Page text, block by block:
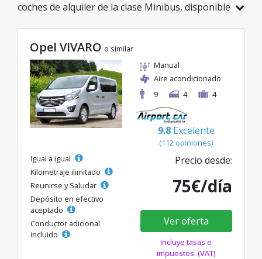
coches de alquiler de la clase Minibus, disponible
modelo ideal de la categoría seleccionada, con
tarifas excelentes desde solo 75€/día.
Opel VIVARO o similar
Manual
Aire acondicionado
9
4 4
9.8 Excelente
(112 opiniones)
Igual a igual
Kilometraje ilimitado
Reunirse y Saludar
Depósito en efectivo
aceptado
Conductor adicional
incluido
Precio desde:
75€/día
Ver oferta
Incluye tasas e
impuestos. (VAT)